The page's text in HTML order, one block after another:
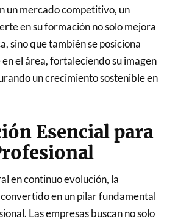
un mercado competitivo, un
en su formación no solo mejora
sino que también se posiciona
el área, fortaleciendo su imagen
un crecimiento sostenible en
Esencial para
en continuo evolución, la
en un pilar fundamental
Las empresas buscan no solo